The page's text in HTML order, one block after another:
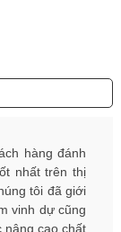
hàng đánh
nhất trên thị
tôi đã giới
vinh dự cũng
nâng cao chất